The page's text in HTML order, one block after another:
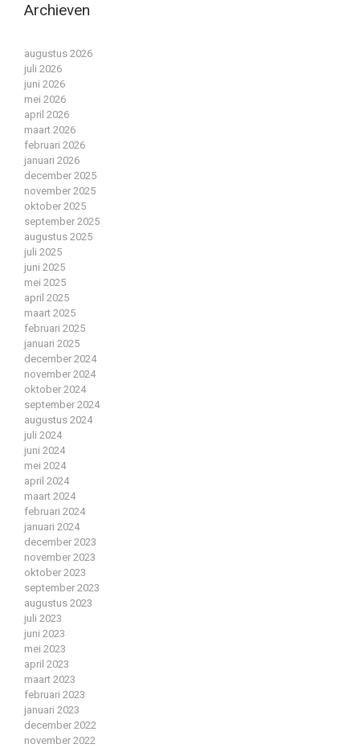
Archieven
augustus 2026
juli 2026
juni 2026
mei 2026
april 2026
maart 2026
februari 2026
januari 2026
december 2025
november 2025
oktober 2025
september 2025
augustus 2025
juli 2025
juni 2025
mei 2025
april 2025
maart 2025
februari 2025
januari 2025
december 2024
november 2024
oktober 2024
september 2024
augustus 2024
juli 2024
juni 2024
mei 2024
april 2024
maart 2024
februari 2024
januari 2024
december 2023
november 2023
oktober 2023
september 2023
augustus 2023
juli 2023
juni 2023
mei 2023
april 2023
maart 2023
februari 2023
januari 2023
december 2022
november 2022